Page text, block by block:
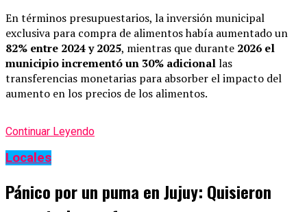
En términos presupuestarios, la inversión municipal
exclusiva para compra de alimentos había aumentado un
82% entre 2024 y 2025, mientras que durante 2026 el
municipio incrementó un 30% adicionallas
transferencias monetarias para absorber el impacto del
aumento en los precios de los alimentos.
Continuar Leyendo
Locales
Pánico por un puma en Jujuy: Quisieron